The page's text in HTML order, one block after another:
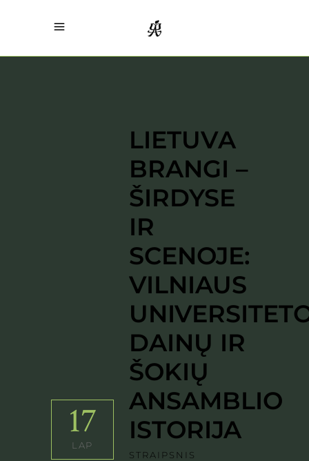
17
LAP
LIETUVA
BRANGI –
ŠIRDYSE
IR
SCENOJE:
VILNIAUS
DAINŲ IR
ŠOKIŲ
ANSAMBLIO
ISTORIJA
STRAIPSNIS